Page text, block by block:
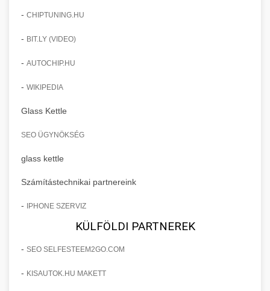
- CHIPTUNING.HU
- BIT.LY (VIDEO)
- AUTOCHIP.HU
- WIKIPEDIA
Glass Kettle
SEO ÜGYNÖKSÉG
glass kettle
Számítástechnikai partnereink
- IPHONE SZERVIZ
KÜLFÖLDI PARTNEREK
- SEO SELFESTEEM2GO.COM
- KISAUTOK.HU MAKETT